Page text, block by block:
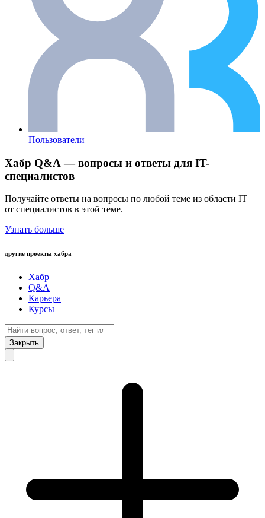
Пользователи
Хабр Q&A — вопросы и ответы для IT-
специалистов
Получайте ответы на вопросы по любой теме из области IT
от специалистов в этой теме.
Узнать больше
другие проекты хабра
Хабр
Q&A
Карьера
Курсы
Закрыть